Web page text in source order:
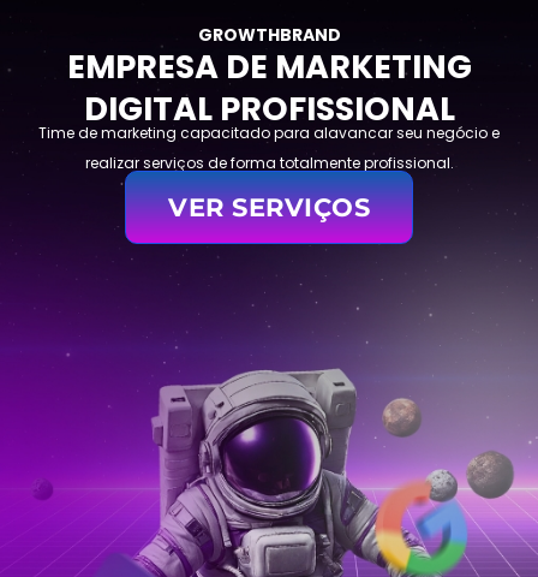
GROWTHBRAND
EMPRESA DE MARKETING
DIGITAL PROFISSIONAL
Time de marketing capacitado para alavancar seu negócio e
realizar serviços de forma totalmente profissional.
VER SERVIÇOS